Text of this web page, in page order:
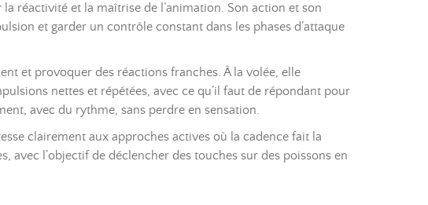
la réactivité et la maîtrise de l’animation. Son action et son
et garder un contrôle constant dans les phases d’attaque
et provoquer des réactions franches. À la volée, elle
nettes et répétées, avec ce qu’il faut de répondant pour
avec du rythme, sans perdre en sensation.
clairement aux approches actives où la cadence fait la
avec l’objectif de déclencher des touches sur des poissons en